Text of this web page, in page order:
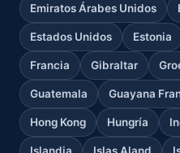
Emiratos Árabes Unidos
Estados Unidos Estonia
Francia Gibraltar
Guatemala Guayana
Hong Kong Hungría
Islandia Islas Aland